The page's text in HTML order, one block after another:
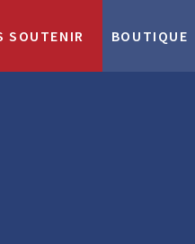
SOUTENIR BOUTIQUE